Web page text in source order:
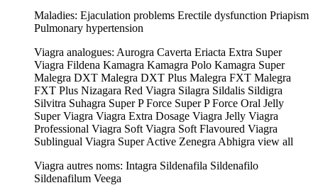
Maladies: Ejaculation problems Erectile dysfunction Priapism
Pulmonary hypertension
Viagra analogues: Aurogra Caverta Eriacta Extra Super
Viagra Fildena Kamagra Kamagra Polo Kamagra Super
Malegra DXT Malegra DXT Plus Malegra FXT Malegra
FXT Plus Nizagara Red Viagra Silagra Sildalis Sildigra
Silvitra Suhagra Super P Force Super P Force Oral Jelly
Super Viagra Viagra Extra Dosage Viagra Jelly Viagra
Professional Viagra Soft Viagra Soft Flavoured Viagra
Sublingual Viagra Super Active Zenegra Abhigra view all
Viagra autres noms: Intagra Sildenafila Sildenafilo
Sildenafilum Veega